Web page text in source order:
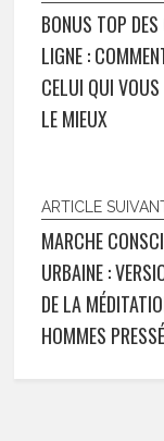
BONUS TOP
LIGNE :
CELUI QUI
LE MIEUX
ARTICLE
MARCHE
URBAINE :
DE LA
HOMMES